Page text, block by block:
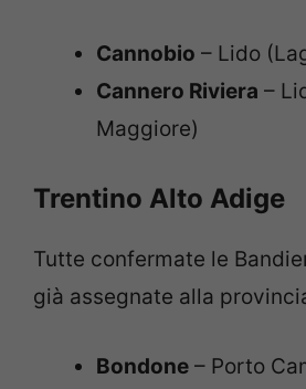
Cannobio – Lido
Cannero Riviera –
Maggiore)
Trentino Alto Adige
Tutte confermate le
già assegnate alla
Bondone – Porto